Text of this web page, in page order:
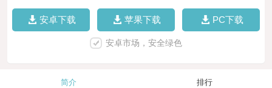
安卓下载 苹果下载 PC下载
安卓市场，安全绿色
简介 排行